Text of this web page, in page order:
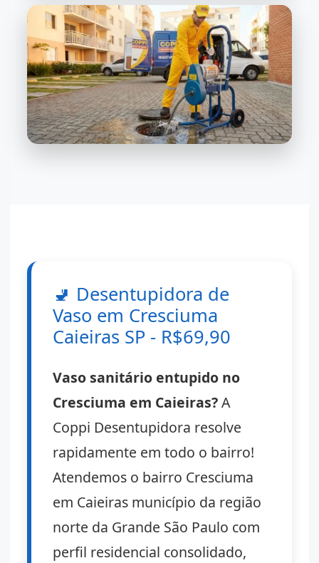
🚽 Desentupidora de
Vaso em Cresciuma
Caieiras SP - R$69,90
Vaso sanitário entupido no
Cresciuma em Caieiras?A
Coppi Desentupidora resolve
rapidamente em todo o bairro!
Atendemos o bairro Cresciuma
em Caieiras município da região
norte da Grande São Paulo com
perfil residencial consolidado,